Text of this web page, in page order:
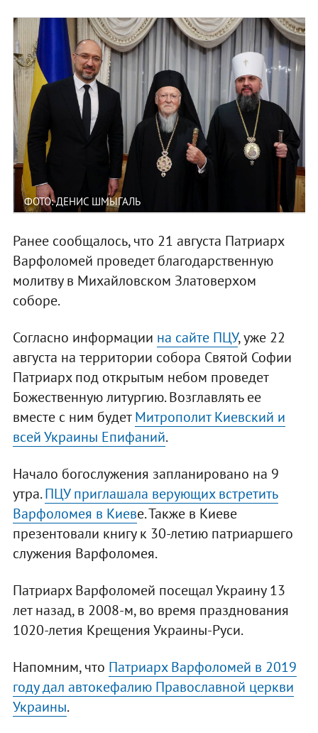
ФОТО: ДЕНИС ШМЫГАЛЬ
Ранее сообщалось, что 21 августа Патриарх
Варфоломей проведет благодарственную
молитву в Михайловском Златоверхом
соборе.
Согласно информации на сайте ПЦУ, уже 22
августа на территории собора Святой Софии
Патриарх под открытым небом проведет
Божественную литургию. Возглавлять ее
вместе с ним будетМитрополит Киевский и
всей Украины Епифаний.
Начало богослужения запланировано на 9
утра.ПЦУ приглашала верующих встретить
Варфоломея в Киеве. Также в Киеве
презентовали книгу к 30-летию патриаршего
служения Варфоломея.
Патриарх Варфоломей посещал Украину 13
лет назад, в 2008-м, во время празднования
1020-летия Крещения Украины-Руси.
Напомним, что Патриарх Варфоломей в 2019
году дал автокефалию Православной церкви
Украины.